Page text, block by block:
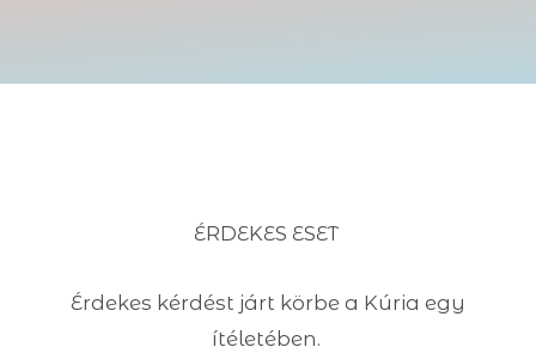
ÉRDEKES ESET
Érdekes kérdést járt körbe a Kúria egy
ítéletében.